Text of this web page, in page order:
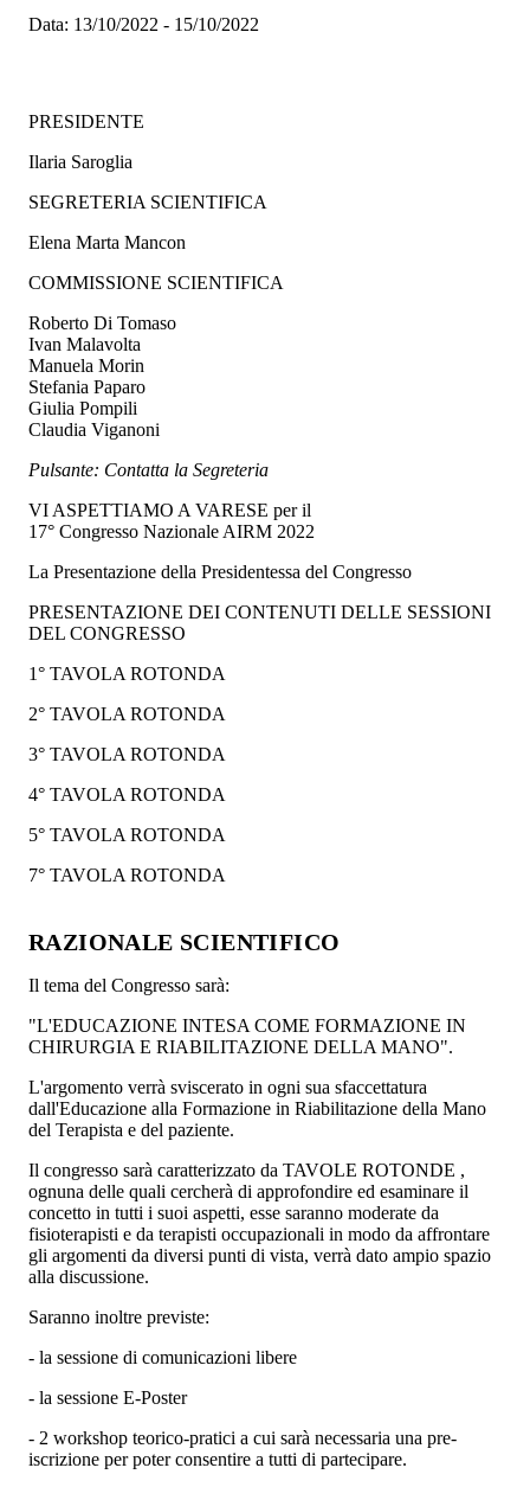
Data: 13/10/2022 - 15/10/2022
PRESIDENTE
Ilaria Saroglia
SEGRETERIA SCIENTIFICA
Elena Marta Mancon
COMMISSIONE SCIENTIFICA
Roberto Di Tomaso
Ivan Malavolta
Manuela Morin
Stefania Paparo
Giulia Pompili
Claudia Viganoni
Pulsante: Contatta la Segreteria
VI ASPETTIAMO A VARESE per il
17° Congresso Nazionale AIRM 2022
La Presentazione della Presidentessa del Congresso
PRESENTAZIONE DEI CONTENUTI DELLE SESSIONI
DEL CONGRESSO
1° TAVOLA ROTONDA
2° TAVOLA ROTONDA
3° TAVOLA ROTONDA
4° TAVOLA ROTONDA
5° TAVOLA ROTONDA
7° TAVOLA ROTONDA
RAZIONALE SCIENTIFICO
Il tema del Congresso sarà:
"L'EDUCAZIONE INTESA COME FORMAZIONE IN
CHIRURGIA E RIABILITAZIONE DELLA MANO".
L'argomento verrà sviscerato in ogni sua sfaccettatura
dall'Educazione alla Formazione in Riabilitazione della Mano
del Terapista e del paziente.
Il congresso sarà caratterizzato da TAVOLE ROTONDE ,
ognuna delle quali cercherà di approfondire ed esaminare il
concetto in tutti i suoi aspetti, esse saranno moderate da
fisioterapisti e da terapisti occupazionali in modo da affrontare
gli argomenti da diversi punti di vista, verrà dato ampio spazio
alla discussione.
Saranno inoltre previste:
- la sessione di comunicazioni libere
- la sessione E-Poster
- 2 workshop teorico-pratici a cui sarà necessaria una pre-
iscrizione per poter consentire a tutti di partecipare.